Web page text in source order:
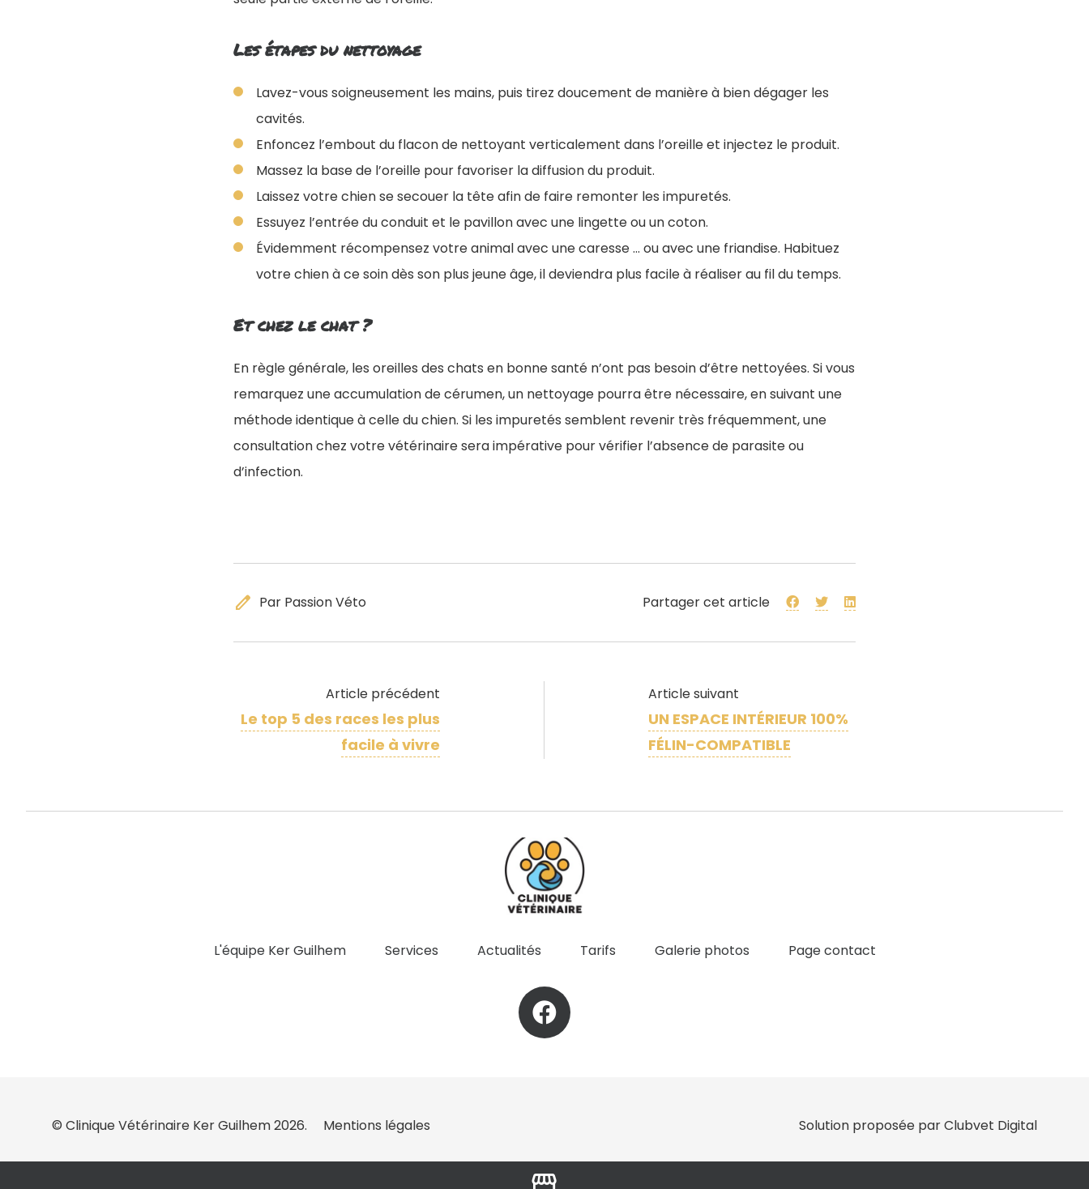
Les étapes du nettoyage
Lavez-vous soigneusement les mains, puis tirez doucement de manière à bien dégager les
cavités.
Enfoncez l’embout du flacon de nettoyant verticalement dans l’oreille et injectez le produit.
Massez la base de l’oreille pour favoriser la diffusion du produit.
Laissez votre chien se secouer la tête afin de faire remonter les impuretés.
Essuyez l’entrée du conduit et le pavillon avec une lingette ou un coton.
Évidemment récompensez votre animal avec une caresse ... ou avec une friandise. Habituez
votre chien à ce soin dès son plus jeune âge, il deviendra plus facile à réaliser au fil du temps.
Et chez le chat ?
En règle générale, les oreilles des chats en bonne santé n’ont pas besoin d’être nettoyées. Si vous
remarquez une accumulation de cérumen, un nettoyage pourra être nécessaire, en suivant une
méthode identique à celle du chien. Si les impuretés semblent revenir très fréquemment, une
consultation chez votre vétérinaire sera impérative pour vérifier l’absence de parasite ou
d’infection.
edit Par Passion Véto Partager cet article
Article précédent
Le top 5 des races les plus
facile à vivre
Article suivant
UN ESPACE INTÉRIEUR 100%
FÉLIN-COMPATIBLE
L'équipe Ker Guilhem Services Actualités Tarifs Galerie photos Page contact
© Clinique Vétérinaire Ker Guilhem 2026. Mentions légales Solution proposée par Clubvet Digital